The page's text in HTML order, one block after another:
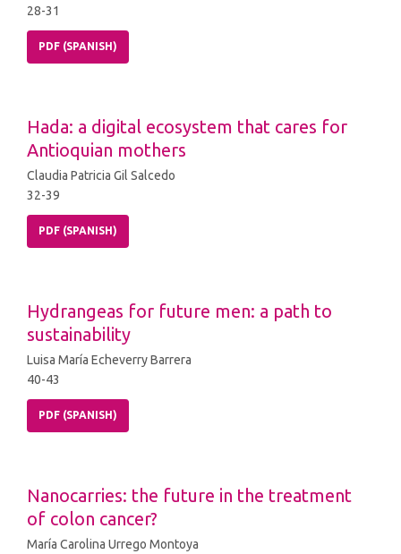
28-31
PDF (SPANISH)
Hada: a digital ecosystem that cares for
Antioquian mothers
Claudia Patricia Gil Salcedo
32-39
PDF (SPANISH)
Hydrangeas for future men: a path to
sustainability
Luisa María Echeverry Barrera
40-43
PDF (SPANISH)
Nanocarries: the future in the treatment
of colon cancer?
María Carolina Urrego Montoya